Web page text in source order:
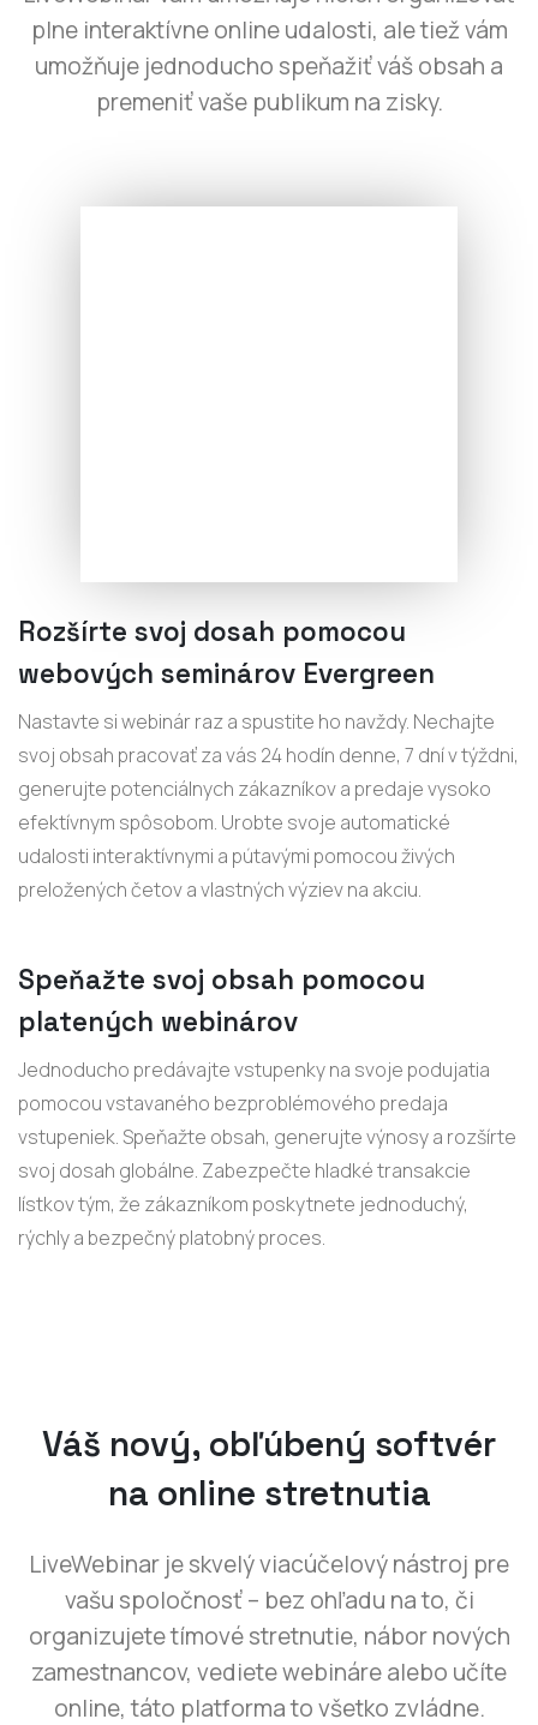
plne interaktívne online udalosti, ale tiež vám
umožňuje jednoducho speňažiť váš obsah a
premeniť vaše publikum na zisky.
Rozšírte svoj dosah pomocou
webových seminárov Evergreen
Nastavte si webinár raz a spustite ho navždy. Nechajte
svoj obsah pracovať za vás 24 hodín denne, 7 dní v týždni,
generujte potenciálnych zákazníkov a predaje vysoko
efektívnym spôsobom. Urobte svoje automatické
udalosti interaktívnymi a pútavými pomocou živých
preložených četov a vlastných výziev na akciu.
Speňažte svoj obsah pomocou
platených webinárov
Jednoducho predávajte vstupenky na svoje podujatia
pomocou vstavaného bezproblémového predaja
vstupeniek. Speňažte obsah, generujte výnosy a rozšírte
svoj dosah globálne. Zabezpečte hladké transakcie
lístkov tým, že zákazníkom poskytnete jednoduchý,
rýchly a bezpečný platobný proces.
Váš nový, obľúbený softvér
na online stretnutia
LiveWebinar je skvelý viacúčelový nástroj pre
vašu spoločnosť – bez ohľadu na to, či
organizujete tímové stretnutie, nábor nových
zamestnancov, vediete webináre alebo učíte
online, táto platforma to všetko zvládne.